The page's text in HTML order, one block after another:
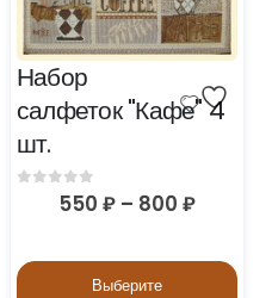
Набор
салфеток "Кафе" 4
шт.
out of 5
550 ₽ – 800 ₽
Выберите